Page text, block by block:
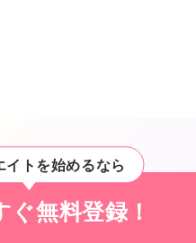
イトを始めるなら
無料登録！